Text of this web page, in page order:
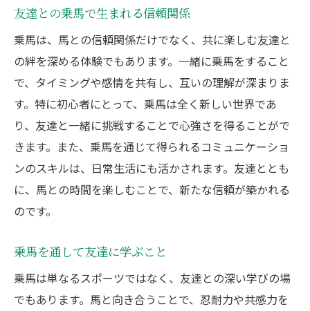
友達との乗馬で生まれる信頼関係
乗馬は、馬との信頼関係だけでなく、共に楽しむ友達と
の絆を深める体験でもあります。一緒に乗馬をすること
で、タイミングや感情を共有し、互いの理解が深まりま
す。特に初心者にとって、乗馬は全く新しい世界であ
り、友達と一緒に挑戦することで心強さを得ることがで
きます。また、乗馬を通じて得られるコミュニケーショ
ンのスキルは、日常生活にも活かされます。友達ととも
に、馬との時間を楽しむことで、新たな信頼が築かれる
のです。
乗馬を通して友達に学ぶこと
乗馬は単なるスポーツではなく、友達との深い学びの場
でもあります。馬と向き合うことで、忍耐力や共感力を